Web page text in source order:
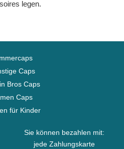
legen.
Caps
Bros Caps
Caps
für Kinder
Sie können bezahlen mit:
jede Zahlungskarte